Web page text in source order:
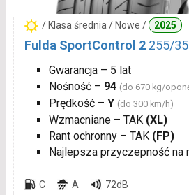
/ Klasa średnia / Nowe / 2025
Fulda SportControl 2 255/35
Gwarancja – 5 lat
Nośność – 94 (do 670 kg/
Prędkość – Y (do 300 km/h)
Wzmacniane – TAK (XL)
Rant ochronny – TAK (FP)
Najlepsza przyczepność na
C A 72dB